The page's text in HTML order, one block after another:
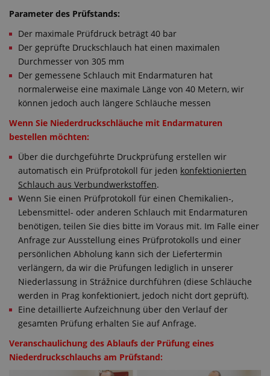
Parameter des Prüfstands:
Der maximale Prüfdruck beträgt 40 bar
Der geprüfte Druckschlauch hat einen maximalen
Durchmesser von 305 mm
Der gemessene Schlauch mit Endarmaturen hat
normalerweise eine maximale Länge von 40 Metern, wir
können jedoch auch längere Schläuche messen
Wenn Sie Niederdruckschläuche mit Endarmaturen
bestellen möchten:
Über die durchgeführte Druckprüfung erstellen wir
automatisch ein Prüfprotokoll für jeden konfektionierten
Schlauch aus Verbundwerkstoffen.
Wenn Sie einen Prüfprotokoll für einen Chemikalien-,
Lebensmittel- oder anderen Schlauch mit Endarmaturen
benötigen, teilen Sie dies bitte im Voraus mit. Im Falle einer
Anfrage zur Ausstellung eines Prüfprotokolls und einer
persönlichen Abholung kann sich der Liefertermin
verlängern, da wir die Prüfungen lediglich in unserer
Niederlassung in Strážnice durchführen (diese Schläuche
werden in Prag konfektioniert, jedoch nicht dort geprüft).
Eine detaillierte Aufzeichnung über den Verlauf der
gesamten Prüfung erhalten Sie auf Anfrage.
Veranschaulichung des Ablaufs der Prüfung eines
Niederdruckschlauchs am Prüfstand: